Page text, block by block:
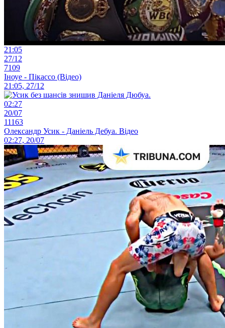
21:05
27/12
7109
Іноуе - Пікассо (Відео)
21:05, 27/12
02:27
20/07
11163
Олександр Усик - Даніель Дебуа. Відео
02:27, 20/07